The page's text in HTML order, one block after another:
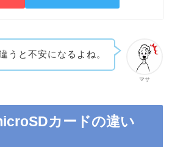
マサ
うと不安になるよね。
カードの違い